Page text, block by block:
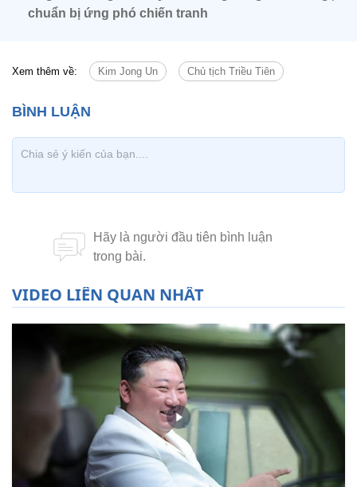
chuẩn bị ứng phó chiến tranh
Xem thêm về: Kim Jong Un Chủ tịch Triều Tiên
VIDEO LIÊN QUAN NHẤT